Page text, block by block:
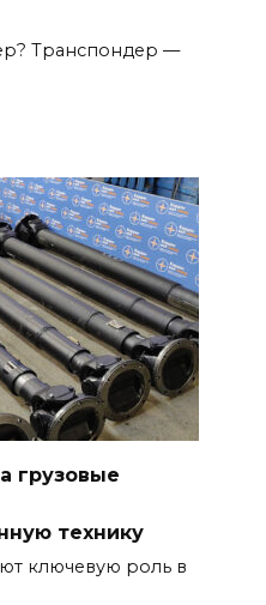
Транспондер —
грузовые
технику
ключевую роль в